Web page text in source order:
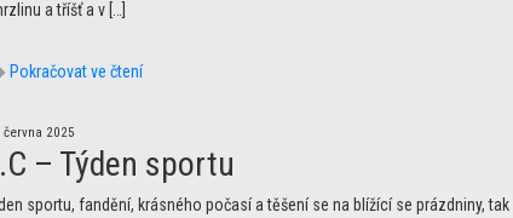
a tříšť a v […]
Pokračovat ve čtení
června 2025
– Týden sportu
sportu, fandění, krásného počasí a těšení se na blížící se prázdniny,